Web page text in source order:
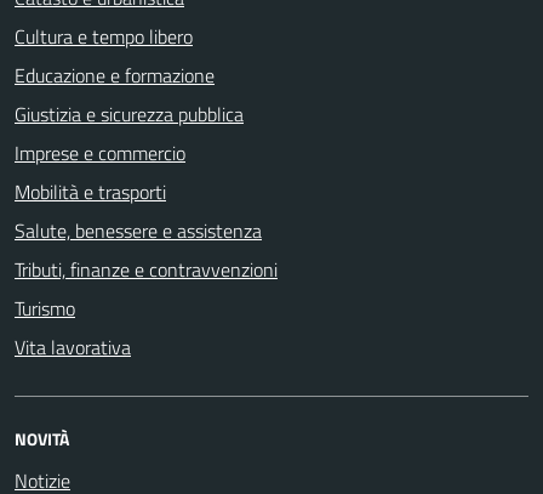
Cultura e tempo libero
Educazione e formazione
Giustizia e sicurezza pubblica
Imprese e commercio
Mobilità e trasporti
Salute, benessere e assistenza
Tributi, finanze e contravvenzioni
Turismo
Vita lavorativa
NOVITÀ
Notizie